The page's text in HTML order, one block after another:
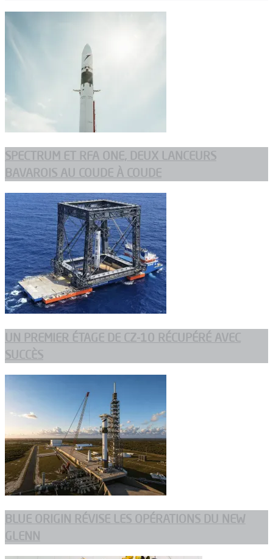
SPECTRUM ET RFA ONE, DEUX LANCEURS
BAVAROIS AU COUDE À COUDE
UN PREMIER ÉTAGE DE CZ-10 RÉCUPÉRÉ AVEC
SUCCÈS
BLUE ORIGIN RÉVISE LES OPÉRATIONS DU NEW
GLENN